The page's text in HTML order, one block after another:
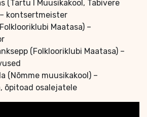
(Tartu I Muusikakool, Tabivere
kontsertmeister
Maatasa) –
(Folklooriklubi Maatasa) –
(Nõmme muusikakool) –
õpitoad osalejatele